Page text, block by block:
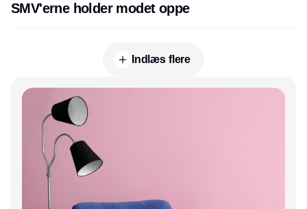
SMV'erne holder modet oppe
Indlæs flere
Annonce